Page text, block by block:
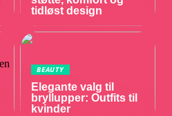
tidløst design
BEAUTY
Elegante valg til
bryllupper: Outfits til
kvinder